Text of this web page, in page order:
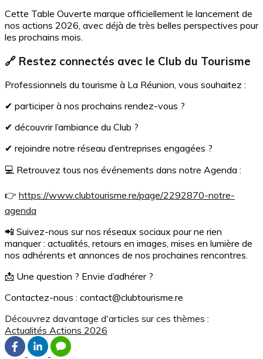
Cette Table Ouverte marque officiellement le lancement de
nos actions 2026, avec déjà de très belles perspectives pour
les prochains mois.
🔗 Restez connectés avec le Club du Tourisme
Professionnels du tourisme à La Réunion, vous souhaitez :
✔ participer à nos prochains rendez-vous ?
✔ découvrir l’ambiance du Club ?
✔ rejoindre notre réseau d’entreprises engagées ?
💻 Retrouvez tous nos événements dans notre Agenda :
👉 https://www.clubtourisme.re/page/2292870-notre-
agenda
📲 Suivez-nous sur nos réseaux sociaux pour ne rien
manquer : actualités, retours en images, mises en lumière de
nos adhérents et annonces de nos prochaines rencontres.
📩 Une question ? Envie d’adhérer ?
Contactez-nous : contact@clubtourisme.re
Découvrez davantage d'articles sur ces thèmes :
Actualités Actions 2026